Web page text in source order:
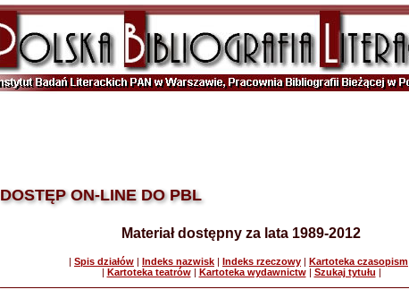
DOSTĘP ON-LINE DO PBL
Materiał dostępny za lata 1989-2012
| Spis działów | Indeks nazwisk | Indeks rzeczowy | Kartoteka czasopism
| Kartoteka teatrów| Kartoteka wydawnictw| Szukaj tytułu |